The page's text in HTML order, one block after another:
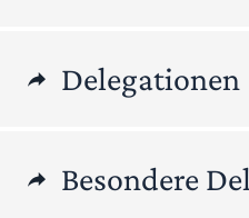
Delegationen
Besondere